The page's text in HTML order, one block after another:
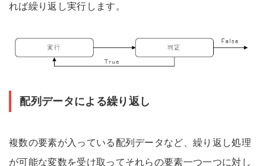
れば繰り返し実行します。
配列データによる繰り返し
複数の要素が入っている配列データなど、繰り返し処理
が可能な変数を受け取ってそれらの要素一つ一つに対し